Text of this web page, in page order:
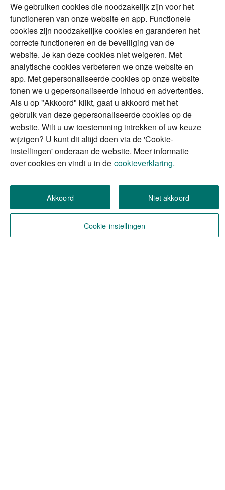
We gebruiken cookies die noodzakelijk zijn voor het
functioneren van onze website en app. Functionele
cookies zijn noodzakelijke cookies en garanderen het
correcte functioneren en de beveiliging van de
website. Je kan deze cookies niet weigeren. Met
analytische cookies verbeteren we onze website en
app. Met gepersonaliseerde cookies op onze website
tonen we u gepersonaliseerde inhoud en advertenties.
Als u op "Akkoord" klikt, gaat u akkoord met het
gebruik van deze gepersonaliseerde cookies op de
website. Wilt u uw toestemming intrekken of uw keuze
wijzigen? U kunt dit altijd doen via de 'Cookie-
instellingen' onderaan de website. Meer informatie
over cookies en vindt u in de cookieverklaring.
Akkoord Niet akkoord
Cookie-instellingen